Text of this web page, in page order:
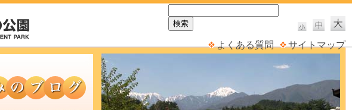
よくある質問 サイトマップ